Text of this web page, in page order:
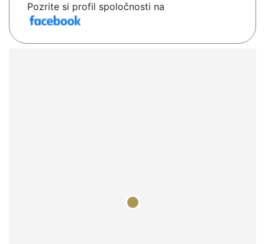
Pozrite si profil spoločnosti na